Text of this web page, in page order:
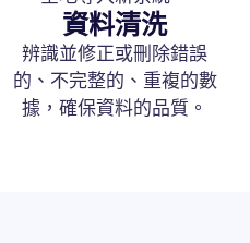
資料清洗
辨識並修正或刪除錯誤
的、不完整的、重複的數
據，確保資料的品質。